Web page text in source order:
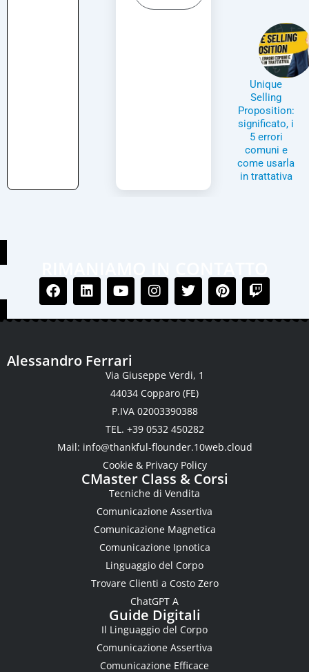
Unique
Selling
Proposition:
significato, i
5 errori
comuni e
come usarla
in trattativa
Alessandro Ferrari
Via Giuseppe Verdi, 1
44034 Copparo (FE)
P.IVA 02003390388
TEL. +39 0532 450282
Mail: info@thankful-flounder.10web.cloud
Cookie & Privacy Policy
CMaster Class & Corsi
Tecniche di Vendita
Comunicazione Assertiva
Comunicazione Magnetica
Comunicazione Ipnotica
Linguaggio del Corpo
Trovare Clienti a Costo Zero
ChatGPT A
Guide Digitali
Il Linguaggio del Corpo
Comunicazione Assertiva
Comunicazione Efficace